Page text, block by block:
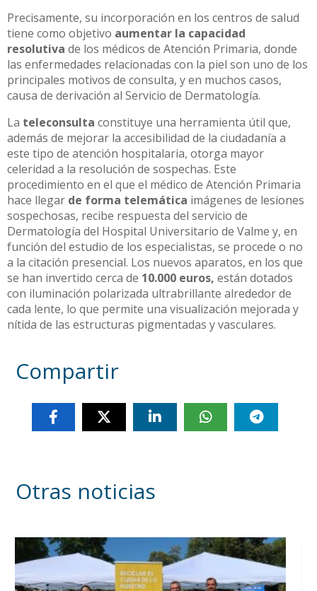
Precisamente, su incorporación en los centros de salud
tiene como objetivo aumentar la capacidad
resolutiva de los médicos de Atención Primaria, donde
las enfermedades relacionadas con la piel son uno de los
principales motivos de consulta, y en muchos casos,
causa de derivación al Servicio de Dermatología.
La teleconsulta constituye una herramienta útil que,
además de mejorar la accesibilidad de la ciudadanía a
este tipo de atención hospitalaria, otorga mayor
celeridad a la resolución de sospechas. Este
procedimiento en el que el médico de Atención Primaria
hace llegar de forma telemática imágenes de lesiones
sospechosas, recibe respuesta del servicio de
Dermatología del Hospital Universitario de Valme y, en
función del estudio de los especialistas, se procede o no
a la citación presencial. Los nuevos aparatos, en los que
se han invertido cerca de 10.000 euros, están dotados
con iluminación polarizada ultrabrillante alrededor de
cada lente, lo que permite una visualización mejorada y
nítida de las estructuras pigmentadas y vasculares.
Compartir
Otras noticias